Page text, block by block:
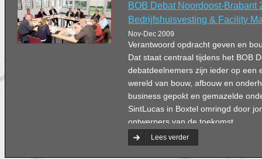
BOB Debat Noordoost-Brabant
Bedrijfshuisvesting & Facility
Nov-Dec 2009
Verantwoord opdracht geven en
Dat staat centraal tijdens het BOB
debatdeelnemers zijn ieder op een
wereld van bouw, afbouw en
business gepokt en gemazelde
SintLucas in Boxtel omringd door
ontwerpers van de toekomst.
Lees verder